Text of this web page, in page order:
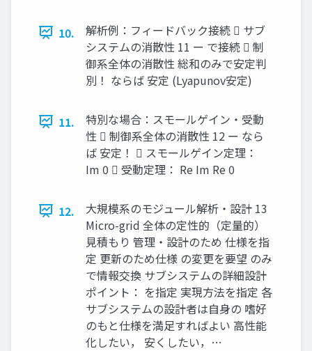
10.
解析例：フィードバック接続  サブ
システムの消散性 11 ー で接続  制
御系全体の消散性 総和のみで安定判
別！ ならば 安定 (Lyapunov安定)
11.
特別な場合：スモールゲイン・受動
性  制御系全体の消散性 12 ー なら
ば 安定！  スモールゲイン定理：
Im 0  受動定理： Re Im Re 0
12.
大規模系のモジュール解析・設計 13
Micro-grid 全体の定性的（定量的）
見積もり 管理・設計のため 仕様を指
定 更新のため仕様 の変更を要望 のみ
で情報交換 サブシステムの詳細設計
ポイント： を指定 実現方法を指定 各
サブシステムの設計者は自身の 嗜好
のもと仕様を満足すればよい 高性能
化したい， 安くしたい，…